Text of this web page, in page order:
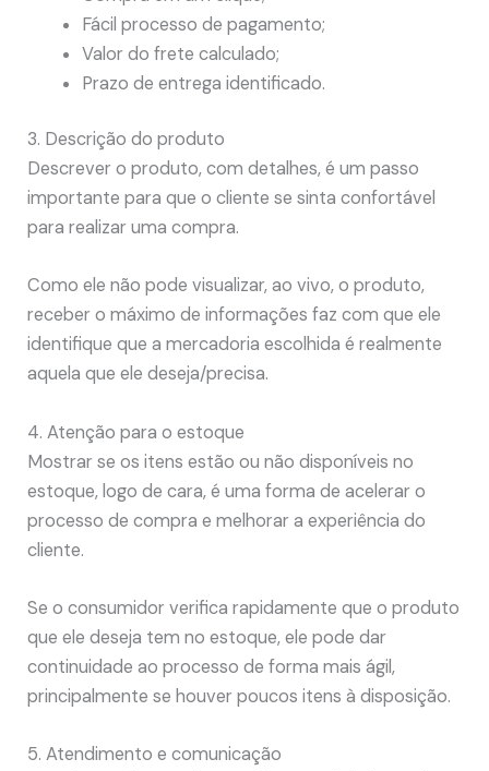
Fácil processo de pagamento;
Valor do frete calculado;
Prazo de entrega identificado.
3. Descrição do produto
Descrever o produto, com detalhes, é um passo
importante para que o cliente se sinta confortável
para realizar uma compra.
Como ele não pode visualizar, ao vivo, o produto,
receber o máximo de informações faz com que ele
identifique que a mercadoria escolhida é realmente
aquela que ele deseja/precisa.
4. Atenção para o estoque
Mostrar se os itens estão ou não disponíveis no
estoque, logo de cara, é uma forma de acelerar o
processo de compra e melhorar a experiência do
cliente.
Se o consumidor verifica rapidamente que o produto
que ele deseja tem no estoque, ele pode dar
continuidade ao processo de forma mais ágil,
principalmente se houver poucos itens à disposição.
5. Atendimento e comunicação